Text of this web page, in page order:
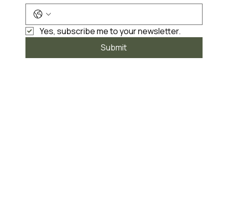
Yes, subscribe me to your newsletter.
Submit